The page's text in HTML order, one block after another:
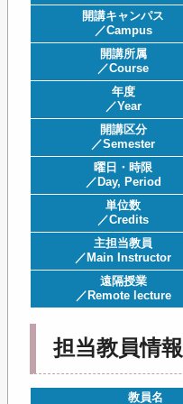
開講キャンパス
／Campus
開講所属
／Course
年度
／Year
開講区分
／Semester
曜日・時限
／Day, Period
単位数
／Credits
主担当教員
／Main Instructor
遠隔授業
／Remote lecture
担当教員情
教員名